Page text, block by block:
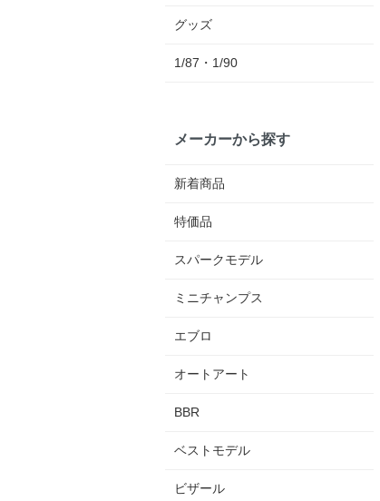
グッズ
1/87・1/90
メーカーから探す
新着商品
特価品
スパークモデル
ミニチャンプス
エブロ
オートアート
BBR
ベストモデル
ビザール